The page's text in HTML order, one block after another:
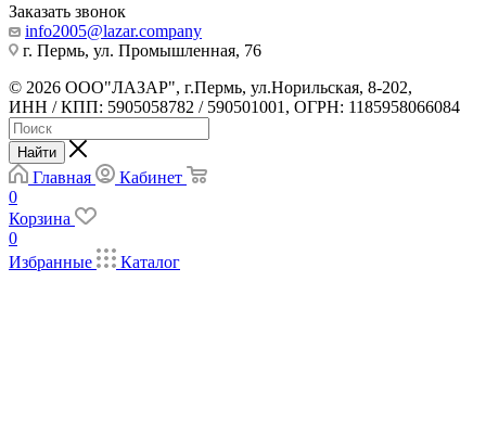
Заказать звонок
info2005@lazar.company
г. Пермь, ул. Промышленная, 76
© 2026 ООО"ЛАЗАР", г.Пермь, ул.Норильская, 8-202,
ИНН / КПП: 5905058782 / 590501001, ОГРН: 1185958066084
Найти
Главная
Кабинет
0
Корзина
0
Избранные
Каталог